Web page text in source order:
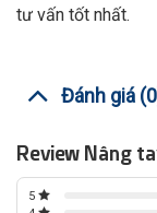
tư vấn tốt nhất.
Đánh giá
Review Nâng
5